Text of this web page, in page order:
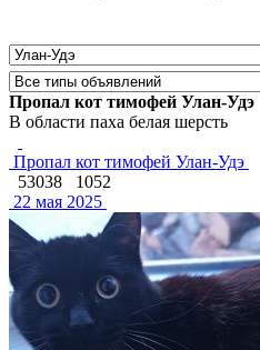
Пропал кот тимофей Улан-Удэ
В области паха белая шерсть
Пропал кот тимофей Улан-Удэ
53038
1052
22 мая 2025